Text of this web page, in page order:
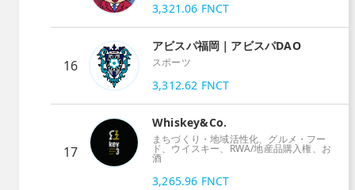
3,321.06 FNCT
16
アビスパ福岡｜アビスパDAO
スポーツ
3,312.62 FNCT
17
Whiskey&Co.
まちづくり・地域活性化、グルメ・フー
ド、ウイスキー、RWA/地産品購入権、お
酒
3,265.96 FNCT